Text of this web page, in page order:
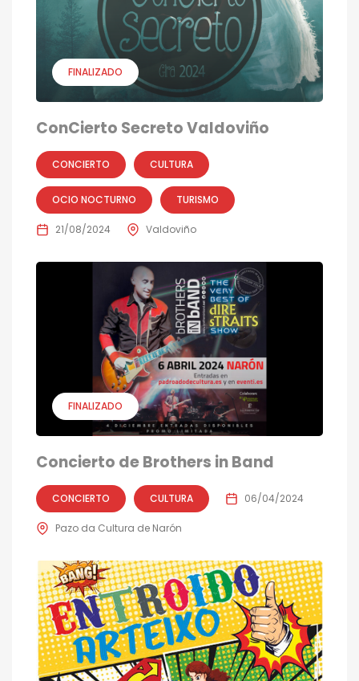
FINALIZADO
ConCierto Secreto Valdoviño
CONCIERTO CULTURA
OCIO NOCTURNO TURISMO
21/08/2024 Valdoviño
FINALIZADO
Concierto de Brothers in Band
CONCIERTO CULTURA 06/04/2024
Pazo da Cultura de Narón